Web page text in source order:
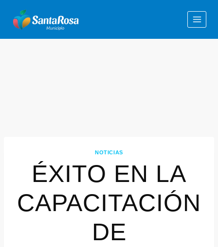
NOTICIAS
ÉXITO EN LA
CAPACITACIÓN
DE